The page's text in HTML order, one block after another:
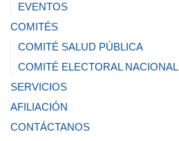
EVENTOS
COMITÉS
COMITÉ SALUD PÚBLICA
COMITÉ ELECTORAL NACIONAL
SERVICIOS
AFILIACIÓN
CONTÁCTANOS